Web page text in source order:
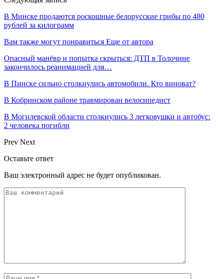
В Минске продаются роскошные белорусские грибы по 480
рублей за килограмм
Вам также могут понравиться Еще от автора
Опасный манёвр и попытка скрыться: ДТП в Толочине
закончилось реанимацией для…
В Пинске сильно столкнулись автомобили. Кто виноват?
В Кобринском районе травмирован велосипедист
В Могилевской области столкнулись 3 легковушки и автобус:
2 человека погибли
Prev Next
Оставьте ответ
Ваш электронный адрес не будет опубликован.